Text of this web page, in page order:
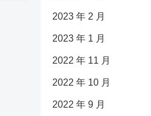
2023 年 2 月
2023 年 1 月
2022 年 11 月
2022 年 10 月
2022 年 9 月